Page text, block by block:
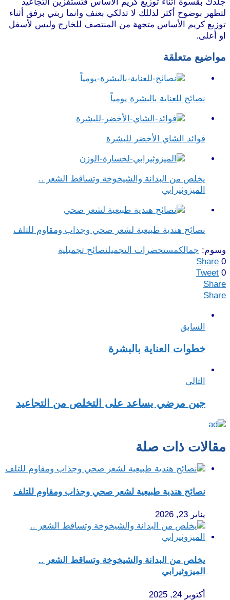
لتظهر بوضوح أكثر لذللك لا تدلكي بعنف وانما ربتي برفق أثناء
توزيع كريم الأساس متجهة من المنتصف للخارج وليس لأسفل
او أعلى.
مواضيع متعلقة
نصائح للعناية بالبشرة يومياً
فوائد الشاي الأخضر للبشرة
يخلص من البدانة والشيخوخة وتساقط الشعر ..
الميزوثيرابي
نصائح هندية طبيعية لشعر صحي وجذاب ومقاوم للتلف
وسوم: جمالكمستحضرات التجميلنصائح تجميلية
Share 0
Tweet 0
Share
Share
السابق
خطوات العناية بالبشرة
التالى
جين مرضي يساعد على التخلص من التجاعيد
مقالات ذات صلة
نصائح هندية طبيعية لشعر صحي وجذاب ومقاوم للتلف
يناير 23, 2026
يخلص من البدانة والشيخوخة وتساقط الشعر ..
الميزوثيرابي
أكتوبر 24, 2025